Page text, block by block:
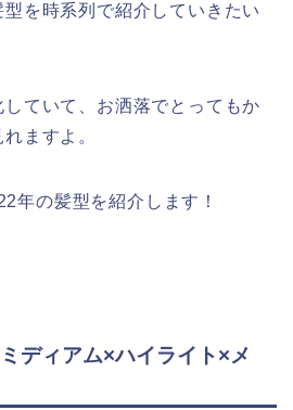
を時系列で紹介していきたい
ていて、お洒落でとってもか
ますよ。
年の髪型を紹介します！
ディアム×ハイライト×メ